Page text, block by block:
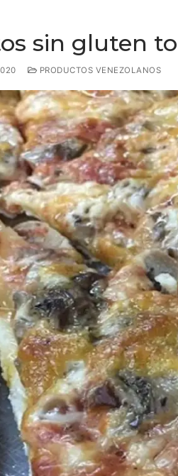
sin gluten
PRODUCTOS VENEZOLANOS